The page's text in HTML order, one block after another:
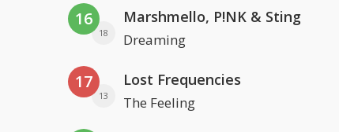
16
18
Marshmello, P!NK & Sting
Dreaming
17
13
Lost Frequencies
The Feeling